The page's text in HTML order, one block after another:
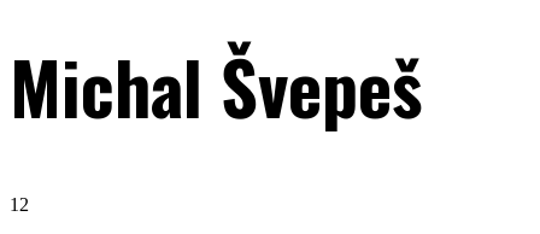
Michal Švepeš
12